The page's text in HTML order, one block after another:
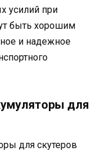
усилий при
быть хорошим
и надежное
для
для скутеров